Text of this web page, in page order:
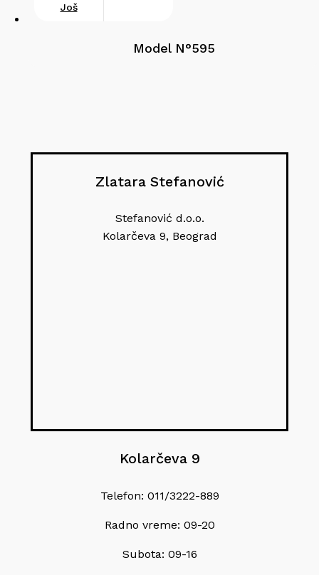
Još
Model N°595
Zlatara Stefanović
Stefanović d.o.o.
Kolarčeva 9, Beograd
Kolarčeva 9
Telefon: 011/3222-889
Radno vreme: 09-20
Subota: 09-16